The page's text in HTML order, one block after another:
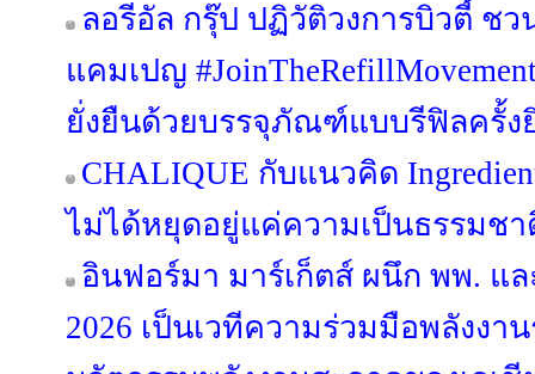
ลอรีอัล กรุ๊ป ปฏิวัติวงการบิวตี้ ช
แคมเปญ
ยั่งยืนด้วยบรรจุภัณฑ์แบบรีฟิลครั้ง
CHALIQUE กับแนวคิด
ไม่ได้หยุดอยู่แค่ความเป็นธรรมชา
อินฟอร์มา มาร์เก็ตส์ ผนึก พพ. แล
2026 เป็นเวทีความร่วมมือพลังง